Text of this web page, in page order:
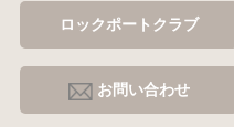
ロックポートクラブ
お問い合わせ